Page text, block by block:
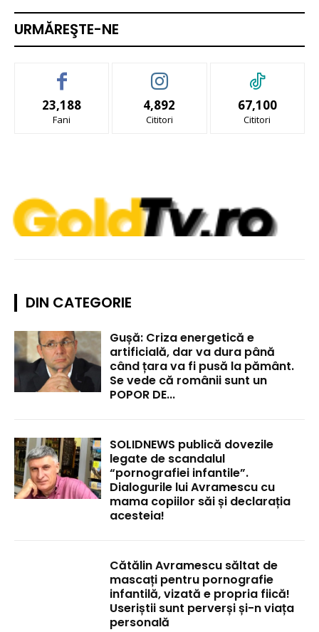
URMĂREŞTE-NE
23,188
Fani
4,892
Cititori
67,100
Cititori
DIN CATEGORIE
Gușă: Criza energetică e
artificială, dar va dura până
când țara va fi pusă la pământ.
Se vede că românii sunt un
POPOR DE...
SOLIDNEWS publică dovezile
legate de scandalul
“pornografiei infantile”.
Dialogurile lui Avramescu cu
mama copiilor săi și declarația
acesteia!
Cătălin Avramescu săltat de
mascați pentru pornografie
infantilă, vizată e propria fiică!
Useriștii sunt perverși și-n viața
personală